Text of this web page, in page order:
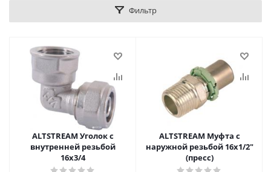
Фильтр
ALTSTREAM Уголок с
внутренней резьбой
16х3/4
ALTSTREAM Муфта с
наружной резьбой 16х1/2"
(пресс)